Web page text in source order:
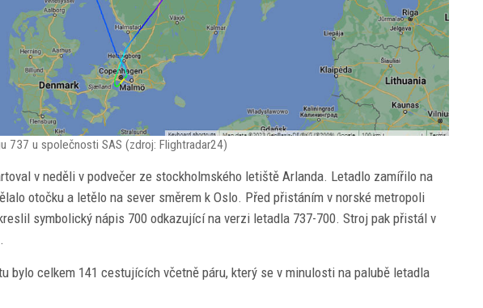
737 u společnosti SAS (zdroj: Flightradar24)
v neděli v podvečer ze stockholmského letiště Arlanda. Letadlo zamířilo na
otočku a letělo na sever směrem k Oslo. Před přistáním v norské metropoli
symbolický nápis 700 odkazující na verzi letadla 737-700. Stroj pak přistál v
bylo celkem 141 cestujících včetně páru, který se v minulosti na palubě letadla